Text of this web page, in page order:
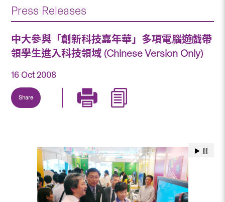
Press Releases
中大參與「創新科技嘉年華」多項電腦遊戲帶
領學生進入科技領域 (Chinese Version Only)
16 Oct 2008
Share